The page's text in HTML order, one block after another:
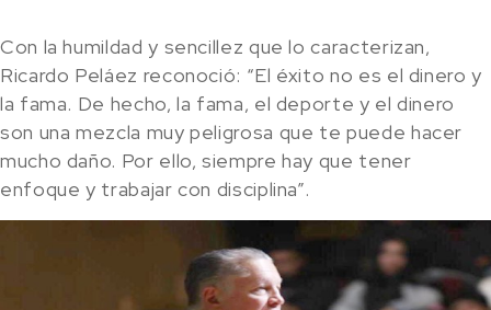
Con la humildad y sencillez que lo caracterizan,
Ricardo Peláez reconoció: “El éxito no es el dinero y
la fama. De hecho, la fama, el deporte y el dinero
son una mezcla muy peligrosa que te puede hacer
mucho daño. Por ello, siempre hay que tener
enfoque y trabajar con disciplina”.